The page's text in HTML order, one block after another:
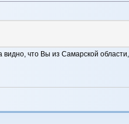
что Вы из Самарской